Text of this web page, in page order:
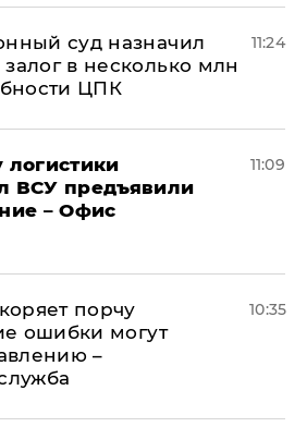
суд назначил
в несколько млн
ЦПК
11:24
ВСУ предъявили
– Офис
11:09
порчу
ошибки могут
–
10:35